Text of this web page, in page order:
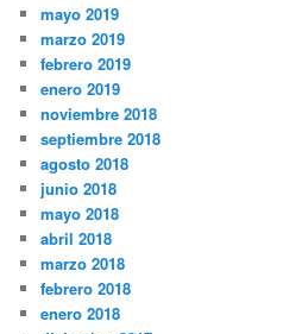
mayo 2019
marzo 2019
febrero 2019
enero 2019
noviembre 2018
septiembre 2018
agosto 2018
junio 2018
mayo 2018
abril 2018
marzo 2018
febrero 2018
enero 2018